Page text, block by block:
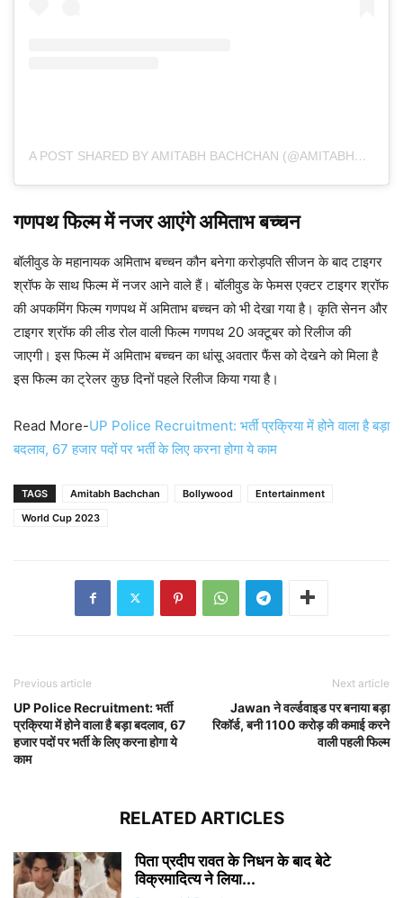
A POST SHARED BY AMITABH BACHCHAN (@AMITABHBACHCHAN)
गणपथ फिल्म में नजर आएंगे अमिताभ बच्चन
बॉलीवुड के महानायक अमिताभ बच्चन कौन बनेगा करोड़पति सीजन के बाद टाइगर
श्रॉफ के साथ फिल्म में नजर आने वाले हैं। बॉलीवुड के फेमस एक्टर टाइगर श्रॉफ
की अपकमिंग फिल्म गणपथ में अमिताभ बच्चन को भी देखा गया है। कृति सेनन और
टाइगर श्रॉफ की लीड रोल वाली फिल्म गणपथ 20 अक्टूबर को रिलीज की
जाएगी। इस फिल्म में अमिताभ बच्चन का धांसू अवतार फैंस को देखने को मिला है
इस फिल्म का ट्रेलर कुछ दिनों पहले रिलीज किया गया है।
Read More-UP Police Recruitment: भर्ती प्रक्रिया में होने वाला है बड़ा
बदलाव, 67 हजार पदों पर भर्ती के लिए करना होगा ये काम
TAGS Amitabh Bachchan Bollywood
Entertainment
World Cup 2023
Previous article
UP Police Recruitment: भर्ती
प्रक्रिया में होने वाला है बड़ा बदलाव, 67
हजार पदों पर भर्ती के लिए करना होगा ये
काम
Next article
Jawan ने वर्ल्डवाइड पर बनाया बड़ा
रिकॉर्ड, बनी 1100 करोड़ की कमाई करने
वाली पहली फिल्म
RELATED ARTICLES
पिता प्रदीप रावत के निधन के बाद बेटे
विक्रमादित्य ने लिया...